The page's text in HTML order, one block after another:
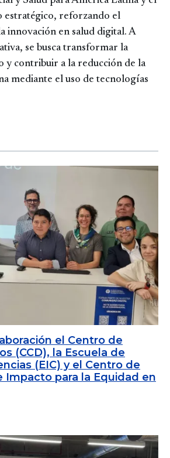
estratégico, reforzando el
innovación en salud digital. A
se busca transformar la
y contribuir a la reducción de la
mediante el uso de tecnologías
el Centro de
(CCD), la Escuela de
(EIC) y el Centro de
Impacto para la Equidad en